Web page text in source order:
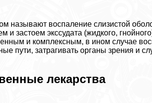
называют воспаление слизистой
и застоем экссудата (жидкого,
и комплексным, в ином случае
пути, затрагивать органы зрения и
лекарства